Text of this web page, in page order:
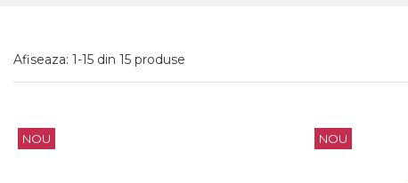
Afiseaza: 1-15 din 15 produse
NOU NOU